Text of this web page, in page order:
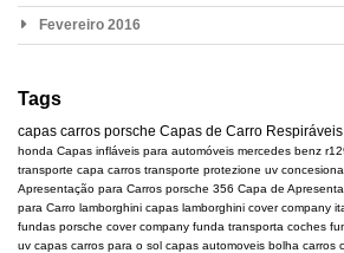
Fevereiro 2016
Tags
capas carros porsche Capas de Carro Respiráveis
honda Capas infláveis para automóveis mercedes benz
transporte capa carros transporte protezione uv
Apresentação para Carros porsche 356 Capa de
para Carro lamborghini capas lamborghini cover company
fundas porsche cover company funda transporta coches
uv capas carros para o sol capas automoveis bolha carros